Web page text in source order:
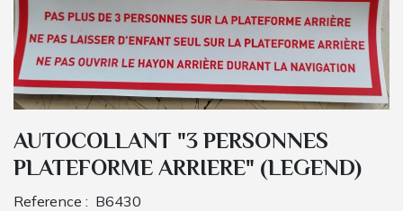
AUTOCOLLANT "3 PERSONNES
PLATEFORME ARRIERE" (LEGEND)
Reference : B6430